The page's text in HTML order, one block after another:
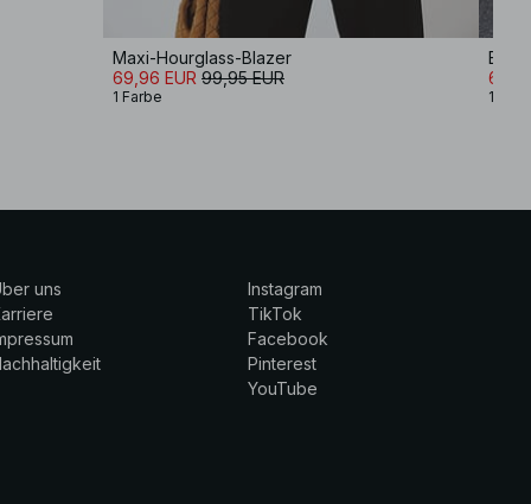
Maxi-Hourglass-Blazer
69,96 EUR 99,95 EUR
1 Farbe 1
uns
Instagram
TikTok
Facebook
Pinterest
YouTube